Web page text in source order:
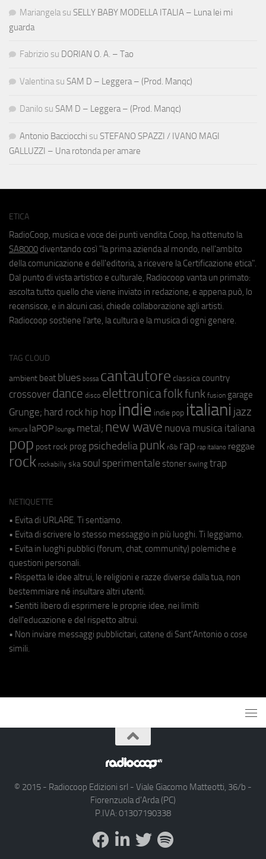
Mariangela su SELLY BABY MODELLA ITALIA – Luna lei mi
guarda
Fabrizio su DORIAN O. A. – Tao
Valentina su SAM D – Leggera – (Prod. Manqc)
Danilo su SAM D – Leggera – (Prod. Manqc)
Antonio Bacciocchi su STEFANO SPAZZI / IVANO MAGI
GALLUZZI – Una rotonda per amare
ETICA
RadioCoop, musica e voce dei punti vendita Coop, ha ottenuto la
SA8000 diventando così "la prima azienda al mondo, nell'ambito
della comunicazione e dell'editoria, a ricevere la Certificazione etica".
Dal punto di vista artistico e culturale, Radiocoop vanta un primato:
ascolta tutto quello che viene inviato in redazione, e appena può, lo
recensisce, e in alcuni casi, chiede collaborazione agli artisti.
Radiocoop sostiene l'arte, la cultura e la musica di ogni genere.
TAG CLOUD
ambient beat blues bossa cantautore classica country
crossover dance disco elettronicafolkfunk fusion garage
Grunge; hard rock hip hop indie indie pop italiani jazz
kimura laPOP lounge metal; new wave nuova musica italiana
pop post rock prog psichedeliapunk r&b rap rap italiano reggae
rock rockabilly ska soul sperimentale stoner swing trap
NETIQUETTE
• Evita di URLARE. Ti sentiamo.
• Evita di scrivere lo stesso messaggio in più luoghi. Ti leggiamo.
• Evita in luoghi pubblici (forum, chat, community) polemiche e
questioni personali.
• Rispetta le idee altrui, le religioni e razze diverse dalla tua, non
bestemmiare né insultare altri utenti.
• Sentiti libero di esprimere le proprie idee, nei limiti
dell'educazione e del rispetto altrui.
• Non inviare messaggi pubblicitari, catene di Sant'Antonio o cose
simili.
© 2015 - Radiocoop Edizioni srl - Viale Giacomo Matteotti, 36/b -
Fiorenzuola d'Arda (PC)
P.IVA: 01307190338